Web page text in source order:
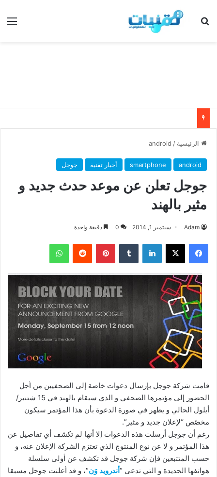
بحث عن
الرئيسية /
android
android
smartphone أخبار تقنية جوجل
جوجل تعلن عن موعد حدث جديد و
مثير بالهند
Adam سبتمبر 1, 2014 0 دقيقة واحدة
فيسبوك ‫X لينكدإن بينتيريست واتساب
قامت شركة جوجل بإرسال دعوات خاصة إلى الصحفيين من أجل
الحضور إلى مؤتمرها الصحفي و الذي سيقام بالهند في 15 شتنبر/
أيلول الحالي و يظهر في صورة الدعوة بأن هذا المؤتمر سيكون
مخصّص “لإعلان جديد و مثير”.
رغم أن جوجل أرسلت هذه الدعوات إلا أنها لم تكشف أي تفاصيل عن
هذا المؤتمر و لا عن نوع المنتوج الذي تعتزم الشركة الإعلان عنه، و
حسب المتتبعين فإن شركة جوجل قد تكشف عن أولى سلسلة
هواتفها الجديدة و التي تدعى “أندرويد وَن“، و قد أعلنت جوجل مسبقا